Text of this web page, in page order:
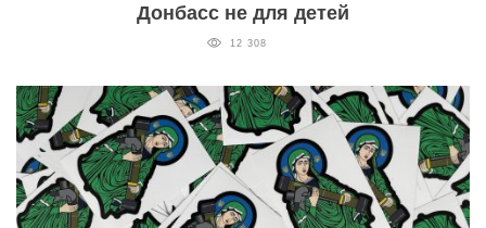
Донбасс не для детей
12 308